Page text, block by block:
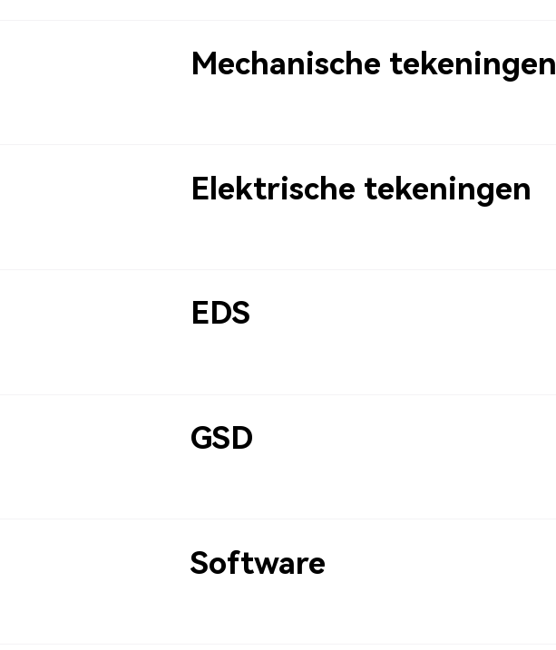
Mechanische tekeningen
Elektrische tekeningen
EDS
GSD
Software